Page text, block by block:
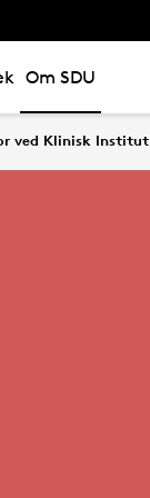
Om SDU
ved Klinisk Institut